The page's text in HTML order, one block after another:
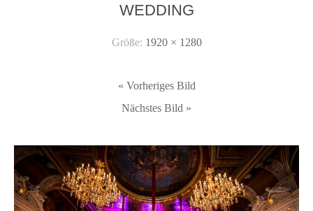
WEDDING
Größe: 1920 × 1280
« Vorheriges Bild
Nächstes Bild »